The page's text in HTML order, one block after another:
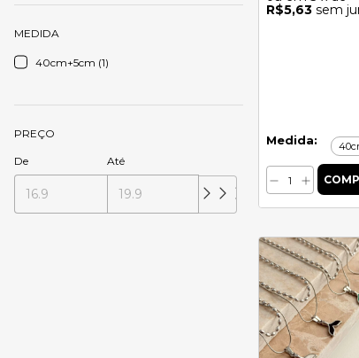
MEDIDA
40cm+5cm (1)
PREÇO
De Até
R$5,63 sem
Medida: